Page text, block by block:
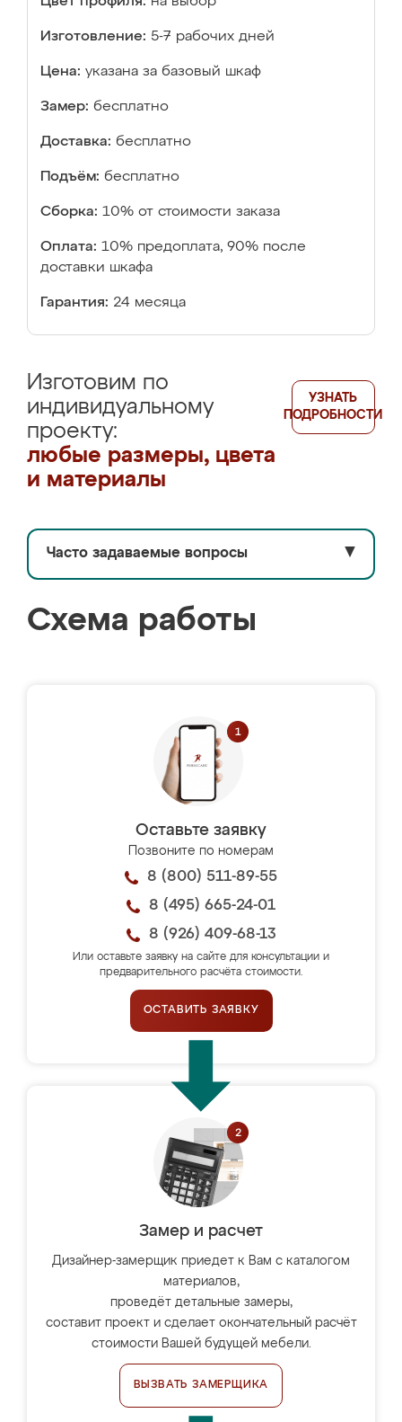
Изготовление: 5-7 рабочих дней
Цена: указана за базовый шкаф
Замер: бесплатно
Доставка: бесплатно
Подъём: бесплатно
Сборка: 10% от стоимости заказа
Оплата: 10% предоплата, 90% после
доставки шкафа
Гарантия: 24 месяца
Изготовим по
индивидуальному
проекту:
любые размеры, цвета
и материалы
УЗНАТЬ
ПОДРОБНОСТИ
Часто задаваемые вопросы ▼
Схема работы
Оставьте заявку
Позвоните по номерам
8 (800) 511-89-55
8 (495) 665-24-01
8 (926) 409-68-13
Или оставьте заявку на сайте для консультации и
предварительного расчёта стоимости.
ОСТАВИТЬ ЗАЯВКУ
Замер и расчет
Дизайнер-замерщик приедет к Вам с каталогом
материалов,
проведёт детальные замеры,
составит проект и сделает окончательный расчёт
стоимости Вашей будущей мебели.
ВЫЗВАТЬ ЗАМЕРЩИКА